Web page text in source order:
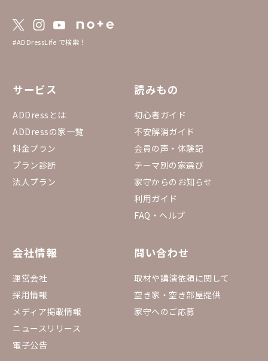
#ADDressLife で検索！
サービス
ADDressとは
ADDressの家一覧
料金プラン
プラン診断
法人プラン
読みもの
初心者ガイド
不安解消ガイド
会員の声・体験記
テーマ別の家選び
家守からのお知らせ
利用ガイド
FAQ・ヘルプ
会社情報
運営会社
採用情報
メディア掲載情報
ニュースリリース
電子公告
問い合わせ
取材や講演依頼に関して
空き家・空き部屋提供
家守へのご応募